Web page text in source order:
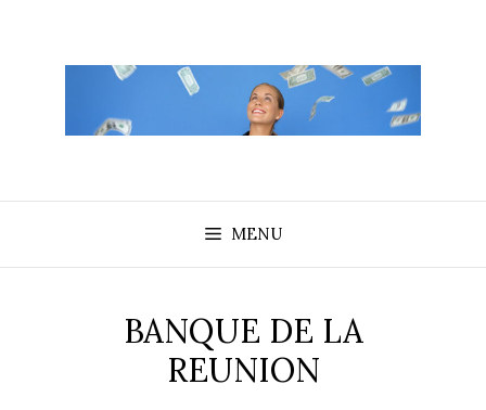
contenu
MENU
BANQUE DE LA
REUNION